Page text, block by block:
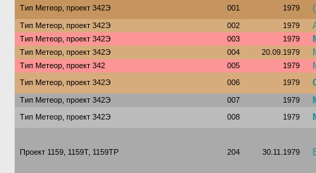
Тип Метеор, проект 342Э 001 1979
Тип Метеор, проект 342Э 002 1979
Тип Метеор, проект 342Э 003 1979
Тип Метеор, проект 342Э 004 20.09.1979
Тип Метеор, проект 342 005 1979
Тип Метеор, проект 342Э 006 1979
Тип Метеор, проект 342Э 007 1979
Тип Метеор, проект 342Э 008 1979
Проект 1159, 1159Т, 1159ТР 204 30.11.1979